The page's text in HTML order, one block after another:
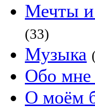
Мечты
(33)
Музыка
Обо
О моём